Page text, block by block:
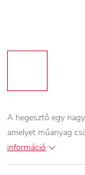
A hegesztő egy
amelyet műanyag
információ